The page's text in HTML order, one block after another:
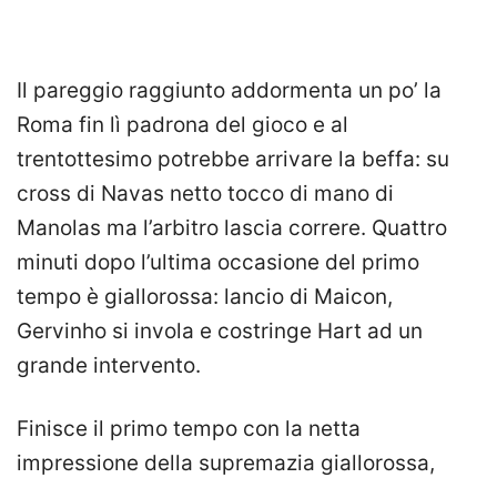
Il pareggio raggiunto addormenta un po’ la
Roma fin lì padrona del gioco e al
trentottesimo potrebbe arrivare la beffa: su
cross di Navas netto tocco di mano di
Manolas ma l’arbitro lascia correre. Quattro
minuti dopo l’ultima occasione del primo
tempo è giallorossa: lancio di Maicon,
Gervinho si invola e costringe Hart ad un
grande intervento.
Finisce il primo tempo con la netta
impressione della supremazia giallorossa,